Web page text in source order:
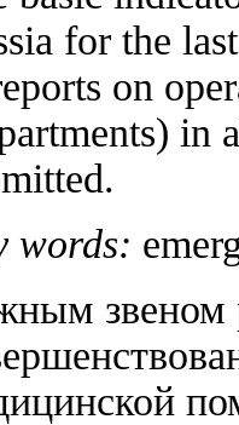
for the
on
in
words:
звеном